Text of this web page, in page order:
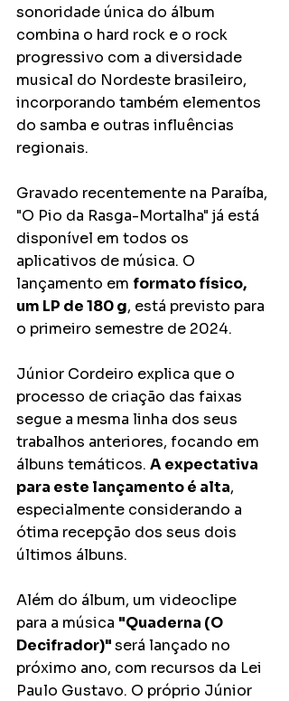
sonoridade única do álbum
combina o hard rock e o rock
progressivo com a diversidade
musical do Nordeste brasileiro,
incorporando também elementos
do samba e outras influências
regionais.
Gravado recentemente na Paraíba,
"O Pio da Rasga-Mortalha" já está
disponível em todos os
aplicativos de música. O
lançamento em formato físico,
um LP de 180 g, está previsto para
o primeiro semestre de 2024.
Júnior Cordeiro explica que o
processo de criação das faixas
segue a mesma linha dos seus
trabalhos anteriores, focando em
álbuns temáticos. A expectativa
para este lançamento é alta,
especialmente considerando a
ótima recepção dos seus dois
últimos álbuns.
Além do álbum, um videoclipe
para a música "Quaderna (O
Decifrador)" será lançado no
próximo ano, com recursos da Lei
Paulo Gustavo. O próprio Júnior